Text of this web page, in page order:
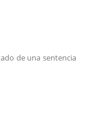
de una sentencia